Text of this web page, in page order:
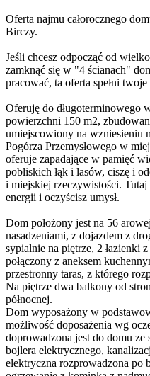
Oferta najmu całorocznego
Birczy.
Jeśli chcesz odpocząć od
zamknąć się w "4 ścianach"
pracować, ta oferta spełni
Oferuję do długoterminowego
powierzchni 150 m2,
umiejscowiony na wzniesieniu
Pogórza Przemysłowego w
oferuje zapadające w pamięć
pobliskich łąk i lasów, ciszę i
i miejskiej rzeczywistości. Tutaj
energii i oczyścisz umysł.
Dom położony jest na 56
nasadzeniami, z dojazdem z
sypialnie na piętrze, 2 łazienki
połączony z aneksem
przestronny taras, z którego
Na piętrze dwa balkony od
północnej.
Dom wyposażony w
możliwość doposażenia wg
doprowadzona jest do domu ze
bojlera elektrycznego,
elektryczna rozprowadzona po